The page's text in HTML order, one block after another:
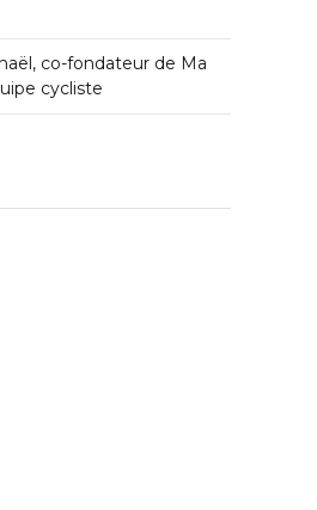
co-fondateur de Ma
cycliste